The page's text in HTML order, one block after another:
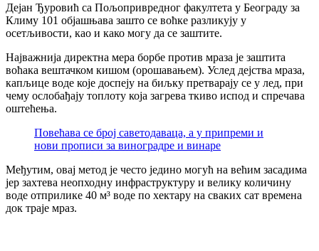
Дејан Ђуровић са Пољопривредног факултета у Београду за
Климу 101 објашњава зашто се воћке разликују у
осетљивости, као и како могу да се заштите.
Најважнија директна мера борбе против мраза је заштита
воћака вештачком кишом (орошавањем). Услед дејства мраза,
капљице воде које доспеју на биљку претварају се у лед, при
чему ослобађају топлоту која загрева ткиво испод и спречава
оштећења.
Повећава се број саветодаваца, а у припреми и
нови прописи за виноградре и винаре
Међутим, овај метод је често једино могућ на већим засадима
јер захтева неопходну инфраструктуру и велику количину
воде отприлике 40 м³ воде по хектару на сваких сат времена
док траје мраз.